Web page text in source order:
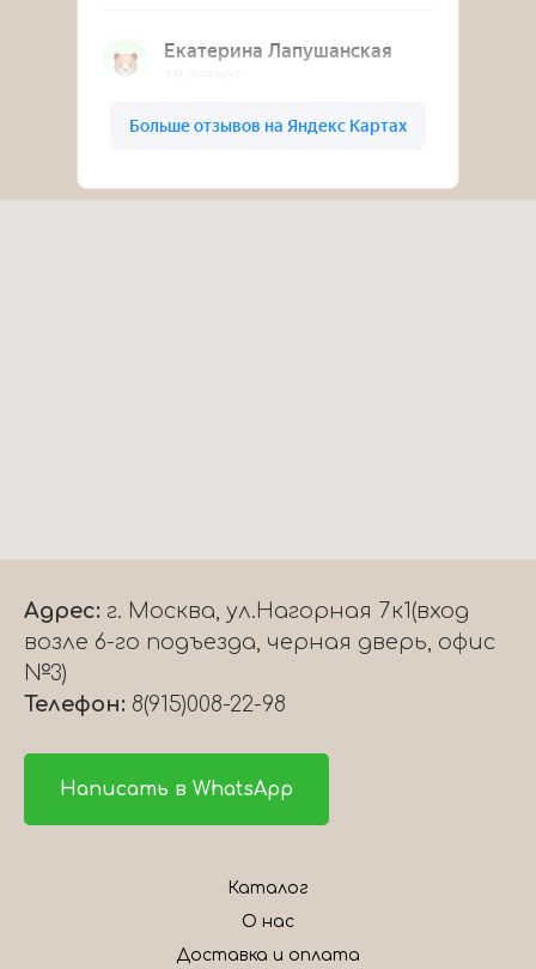
Адрес: г. Москва, ул.Нагорная 7к1(вход
возле 6-го подъезда, черная дверь, офис
№3)
Телефон: 8(915)008-22-98
Написать в WhatsApp
Каталог
О нас
Доставка и оплата